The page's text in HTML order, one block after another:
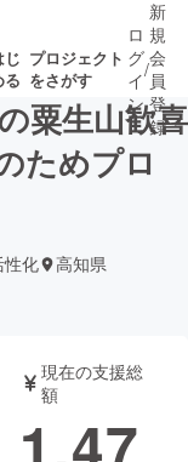
じ
る
プロジェクト
をさがす
近いプ
書籍・雑誌
ロ
グ
イ
ン
/
新
規
会
員
登
録
粟生山歓喜
ためプロ
性化 高知県
現在の支援総
額